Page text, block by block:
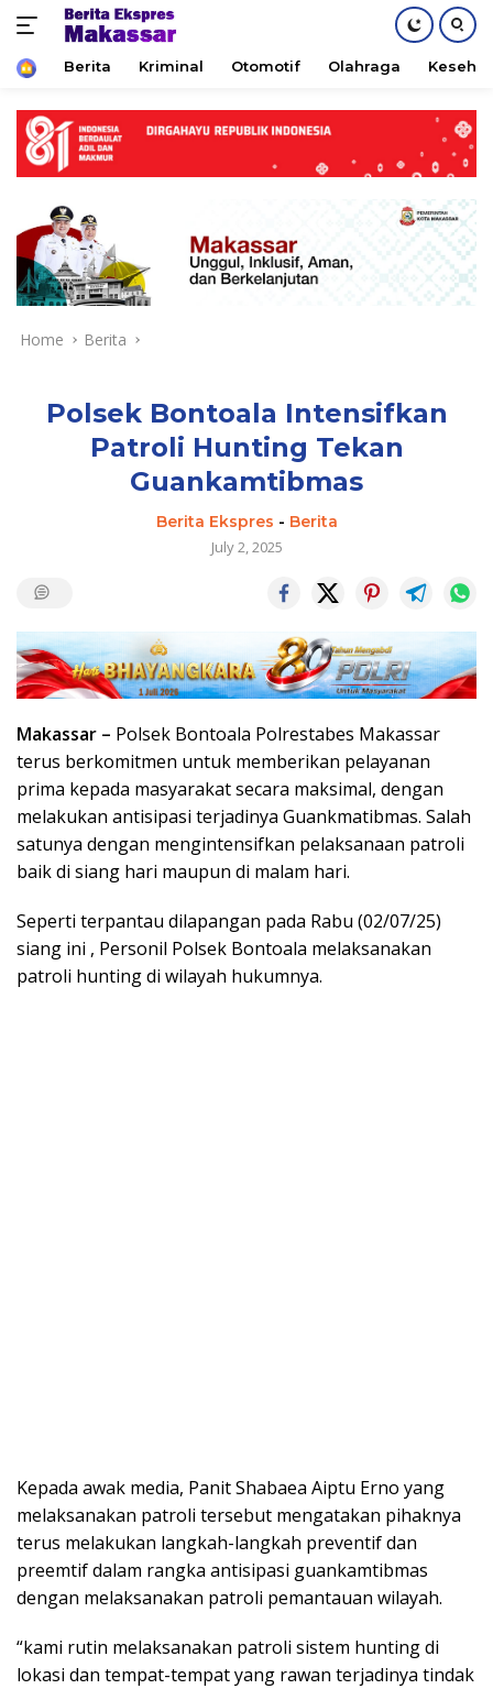
content
HomeBerita Kriminal Otomotif Olahraga
Home Berita
Polsek Bontoala Intensifkan
Patroli Hunting Tekan
Guankamtibmas
Berita Ekspres - Berita
July 2, 2025
Makassar – Polsek Bontoala Polrestabes Makassar
terus berkomitmen untuk memberikan pelayanan
prima kepada masyarakat secara maksimal, dengan
melakukan antisipasi terjadinya Guankmatibmas. Salah
satunya dengan mengintensifkan pelaksanaan patroli
baik di siang hari maupun di malam hari.
Seperti terpantau dilapangan pada Rabu (02/07/25)
siang ini , Personil Polsek Bontoala melaksanakan
patroli hunting di wilayah hukumnya.
Kepada awak media, Panit Shabaea Aiptu Erno yang
melaksanakan patroli tersebut mengatakan pihaknya
terus melakukan langkah-langkah preventif dan
preemtif dalam rangka antisipasi guankamtibmas
dengan melaksanakan patroli pemantauan wilayah.
“kami rutin melaksanakan patroli sistem hunting di
lokasi dan tempat-tempat yang rawan terjadinya tindak